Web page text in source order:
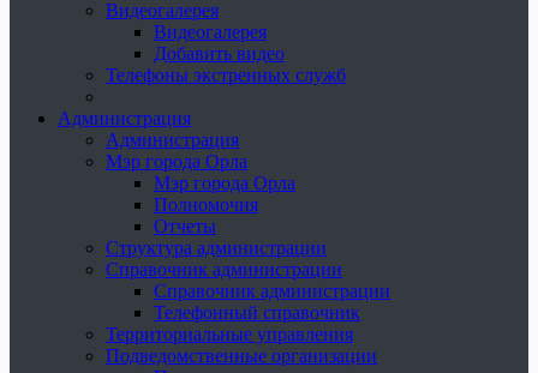
Видеогалерея
Видеогалерея
Добавить видео
Телефоны экстренных служб
Администрация
Администрация
Мэр города Орла
Мэр города Орла
Полномочия
Отчеты
Структура администрации
Справочник администрации
Справочник администрации
Телефонный справочник
Территориальные управления
Подведомственные организации